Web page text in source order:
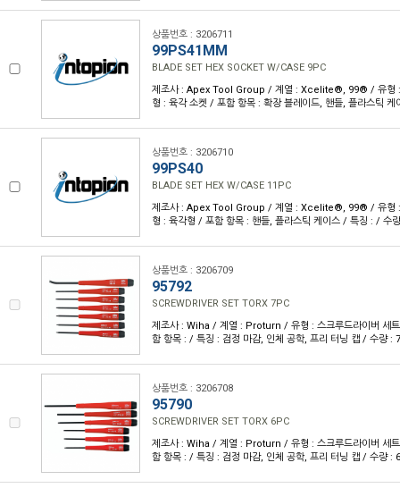
상품번호 : 3206711
99PS41MM
BLADE SET HEX SOCKET W/CASE 9PC
제조사 : Apex Tool Group / 계열 : Xcelite®, 99® / 유형 :
형 : 육각 소켓 / 포함 항목 : 확장 블레이드, 핸들, 플라스틱
상품번호 : 3206710
99PS40
BLADE SET HEX W/CASE 11PC
제조사 : Apex Tool Group / 계열 : Xcelite®, 99® / 유형 :
형 : 육각형 / 포함 항목 : 핸들, 플라스틱 케이스 / 특징 : / 수
상품번호 : 3206709
95792
SCREWDRIVER SET TORX 7PC
제조사 : Wiha / 계열 : Proturn / 유형 : 스크루드라이버 세
함 항목 : / 특징 : 검정 마감, 인체 공학, 프리 터닝 캡 / 수량 :
상품번호 : 3206708
95790
SCREWDRIVER SET TORX 6PC
제조사 : Wiha / 계열 : Proturn / 유형 : 스크루드라이버 세
함 항목 : / 특징 : 검정 마감, 인체 공학, 프리 터닝 캡 / 수량 :